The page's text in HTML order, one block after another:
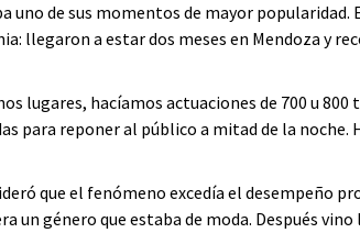
uno de sus momentos de mayor
llegaron a estar dos meses en Mendoza y
lugares, hacíamos actuaciones de 700 u
para reponer al público a mitad de la noche.
que el fenómeno excedía el desempeño
un género que estaba de moda. Después